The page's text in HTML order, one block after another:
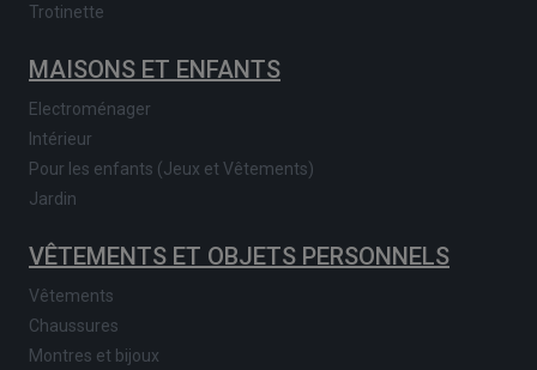
Trotinette
MAISONS ET ENFANTS
Electroménager
Intérieur
Pour les enfants (Jeux et Vêtements)
Jardin
VÊTEMENTS ET OBJETS PERSONNELS
Vêtements
Chaussures
Montres et bijoux